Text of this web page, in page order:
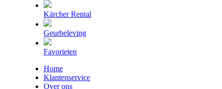
Kärcher Rental
Geurbeleving
Favorieten
Home
Klantenservice
Over ons